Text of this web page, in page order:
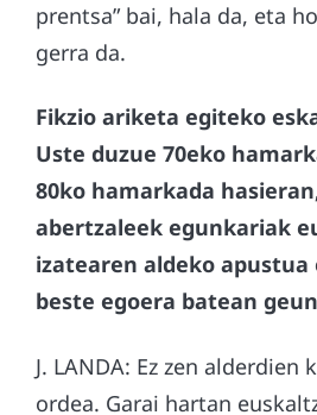
prentsa” bai, hala da, eta
gerra da.
Fikzio ariketa egiteko
Uste duzue 70eko
80ko hamarkada
abertzaleek egunkariak
izatearen aldeko apustua
beste egoera batean
J. LANDA: Ez zen alderdien
ordea. Garai hartan